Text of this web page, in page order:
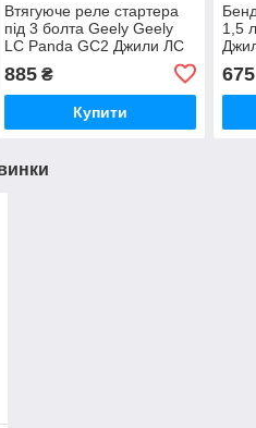
Втягуюче реле стартера
під 3 болта Geely Geely
LC Panda GC2 Джили ЛС
885₴
Купити
1,5
675